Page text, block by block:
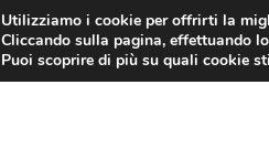
Utilizziamo i cookie per offrirti la
Cliccando sulla pagina, effettuando
Puoi scoprire di più su quali cookie